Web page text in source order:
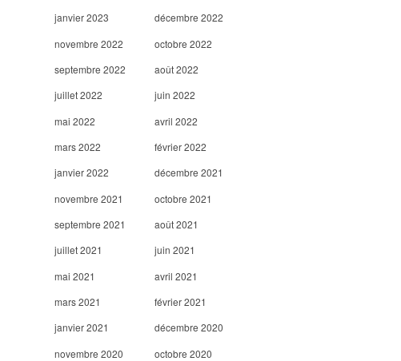
janvier 2023
décembre 2022
novembre 2022
octobre 2022
septembre 2022
août 2022
juillet 2022
juin 2022
mai 2022
avril 2022
mars 2022
février 2022
janvier 2022
décembre 2021
novembre 2021
octobre 2021
septembre 2021
août 2021
juillet 2021
juin 2021
mai 2021
avril 2021
mars 2021
février 2021
janvier 2021
décembre 2020
novembre 2020
octobre 2020